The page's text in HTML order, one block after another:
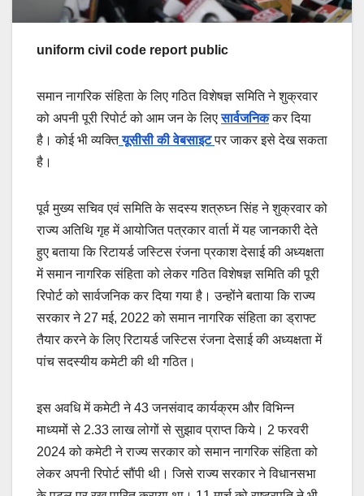
uniform civil code report public
समान नागरिक संहिता के लिए गठित विशेषज्ञ समिति ने शुक्रवार
को अपनी पूरी रिपोर्ट को आम जन के लिएसार्वजनिककर दिया
है। कोई भी व्यक्तियूसीसी की वेबसाइटपर जाकर इसे देख सकता
है।
पूर्व मुख्य सचिव एवं समिति के सदस्य शत्रुघ्न सिंह ने शुक्रवार को
राज्य अतिथि गृह में आयोजित पत्रकार वार्ता में यह जानकारी देते
हुए बताया कि रिटायर्ड जस्टिस रंजना प्रकाश देसाई की अध्यक्षता
में समान नागरिक संहिता को लेकर गठित विशेषज्ञ समिति की पूरी
रिपोर्ट को सार्वजनिक कर दिया गया है। उन्होंने बताया कि राज्य
सरकार ने 27 मई, 2022 को समान नागरिक संहिता का ड्राफ्ट
तैयार करने के लिए रिटायर्ड जस्टिस रंजना देसाई की अध्यक्षता में
पांच सदस्यीय कमेटी की थी गठित।
इस अवधि में कमेटी ने 43 जनसंवाद कार्यक्रम और विभिन्न
माध्यमों से 2.33 लाख लोगों से सुझाव प्राप्त किये। 2 फरवरी
2024 को कमेटी ने राज्य सरकार को समान नागरिक संहिता को
लेकर अपनी रिपोर्ट सौंपी थी। जिसे राज्य सरकार ने विधानसभा